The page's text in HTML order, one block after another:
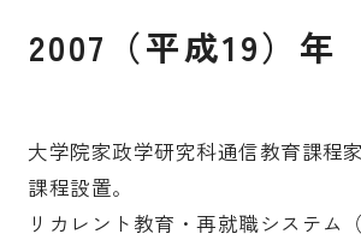
2007（平成19）年
大学院家政学研究科通信教育課程
課程設置。
リカレント教育・再就職システム